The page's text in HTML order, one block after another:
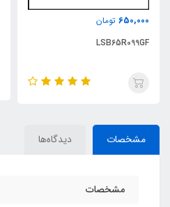
650,000 تومان
LSB65R099GF
مشخصات دیدگاه‌ها
مشخصات